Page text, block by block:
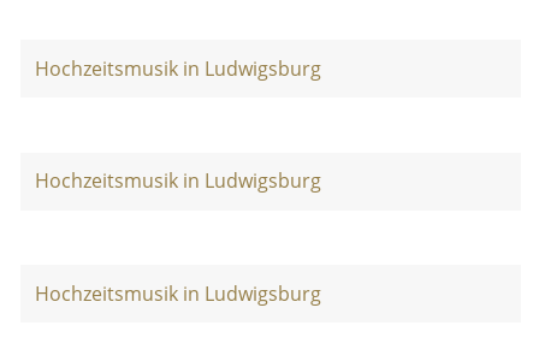
Hochzeitsmusik in Ludwigsburg
Hochzeitsmusik in Ludwigsburg
Hochzeitsmusik in Ludwigsburg